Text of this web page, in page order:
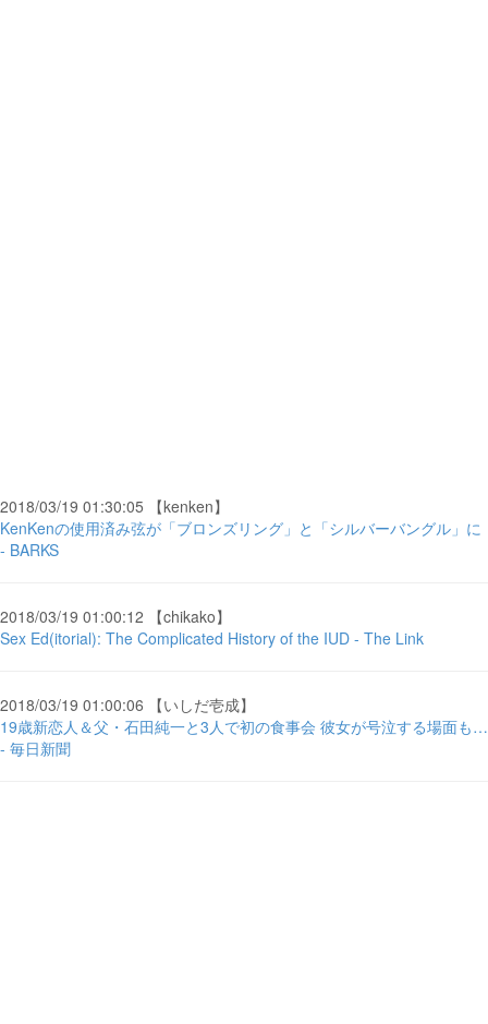
2018/03/19 01:30:05 【kenken】
KenKenの使用済み弦が「ブロンズリング」と「シルバーバングル」に
- BARKS
2018/03/19 01:00:12 【chikako】
Sex Ed(itorial): The Complicated History of the IUD - The Link
2018/03/19 01:00:06 【いしだ壱成】
19歳新恋人＆父・石田純一と3人で初の食事会 彼女が号泣する場面も…
- 毎日新聞